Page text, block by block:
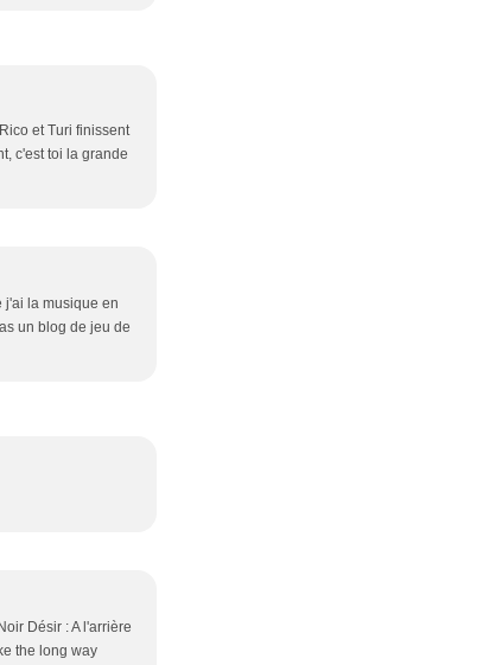
et Turi finissent
c'est toi la grande
j'ai la musique en
un blog de jeu de
Désir : A l'arrière
the long way